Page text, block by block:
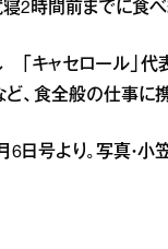
2時間前までに食べ
「キャセロール」代
、食全般の仕事に
6日号より。写真・